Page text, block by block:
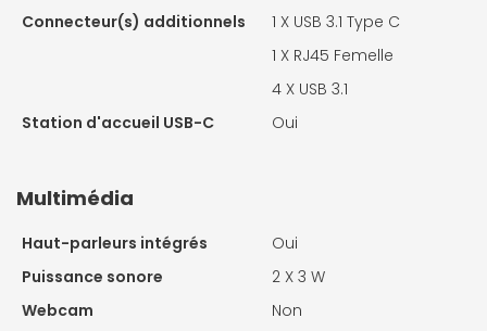
Connecteur(s) additionnels
1 X USB 3.1 Type C
1 X RJ45 Femelle
4 X USB 3.1
Station d'accueil USB-C
Oui
Multimédia
Haut-parleurs intégrés
Oui
Puissance sonore
2 X 3 W
Webcam
Non